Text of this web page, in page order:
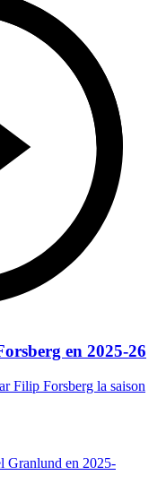
en 2025-26
Filip Forsberg la saison